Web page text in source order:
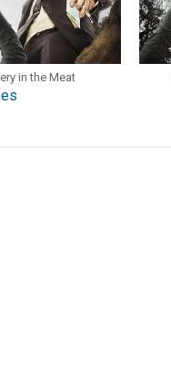
in the Meat